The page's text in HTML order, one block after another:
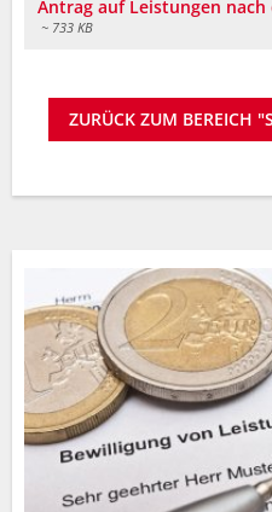
Antrag auf Leistungen nach
~ 733 KB
ZURÜCK ZUM BEREICH